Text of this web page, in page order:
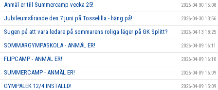
Anmäl er till Summercamp vecka 25! 2026-04-30 15:08
Jubileumsfirande den 7 juni på Tosselilla - häng på! 2026-04-30 13:56
Sugen på att vara ledare på sommarens roliga läger på GK Splitt? 2026-04-13 18:25
SOMMARGYMPASKOLA - ANMÄL ER! 2026-04-09 16:11
FLIPCAMP - ANMÄL ER! 2026-04-09 16:10
SUMMERCAMP - ANMÄL ER! 2026-04-09 16:09
GYMPALEK 12/4 INSTÄLLD! 2026-04-09 15:09